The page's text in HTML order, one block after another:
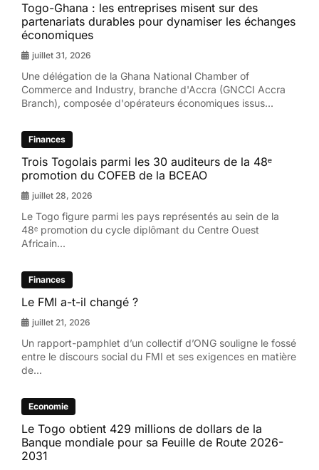
Togo-Ghana : les entreprises misent sur des
partenariats durables pour dynamiser les échanges
économiques
juillet 31, 2026
Une délégation de la Ghana National Chamber of
Commerce and Industry, branche d'Accra (GNCCI Accra
Branch), composée d'opérateurs économiques issus...
Finances
Trois Togolais parmi les 30 auditeurs de la 48ᵉ
promotion du COFEB de la BCEAO
juillet 28, 2026
Le Togo figure parmi les pays représentés au sein de la
48ᵉ promotion du cycle diplômant du Centre Ouest
Africain...
Finances
Le FMI a-t-il changé ?
juillet 21, 2026
Un rapport-pamphlet d’un collectif d’ONG souligne le fossé
entre le discours social du FMI et ses exigences en matière
de...
Economie
Le Togo obtient 429 millions de dollars de la
Banque mondiale pour sa Feuille de Route 2026-
2031